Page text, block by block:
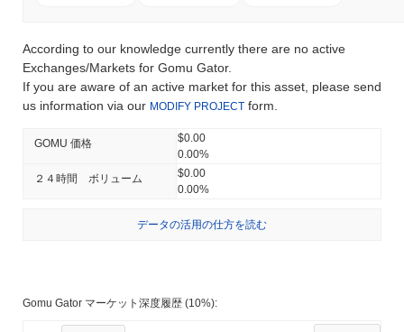
According to our knowledge currently there are no active
Exchanges/Markets for Gomu Gator.
If you are aware of an active market for this asset, please send
us information via our MODIFY PROJECT form.
GOMU 価格
$0.00
0.00%
２４時間 ボリューム
$0.00
0.00%
データの活用の仕方を読む
Gomu Gator マーケット深度履歴 (10%):